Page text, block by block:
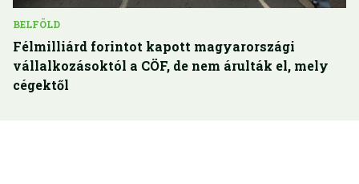
BELFÖLD
Félmilliárd forintot kapott magyarországi
vállalkozásoktól a CÖF, de nem árulták el, mely
cégektől